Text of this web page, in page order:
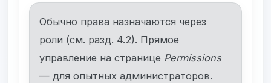
Обычно права назначаются через
роли (см. разд. 4.2). Прямое
управление на странице Permissions
— для опытных администраторов.